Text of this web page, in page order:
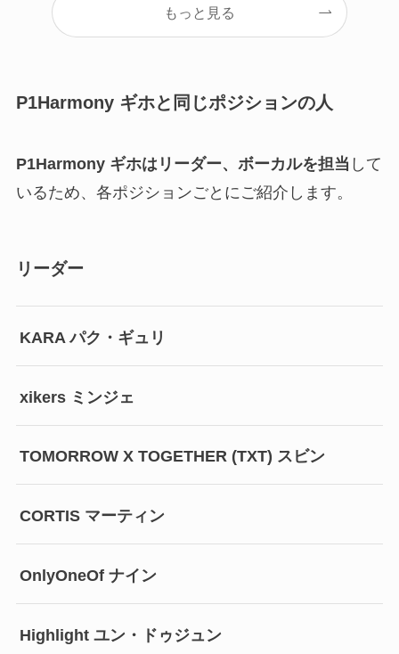
もっと見る
P1Harmony ギホと同じポジションの人
P1Harmony ギホはリーダー、ボーカルを担当 して
いるため、各ポジションごとにご紹介します。
リーダー
KARA パク・ギュリ
xikers ミンジェ
TOMORROW X TOGETHER (TXT) スビン
CORTIS マーティン
OnlyOneOf ナイン
Highlight ユン・ドゥジュン